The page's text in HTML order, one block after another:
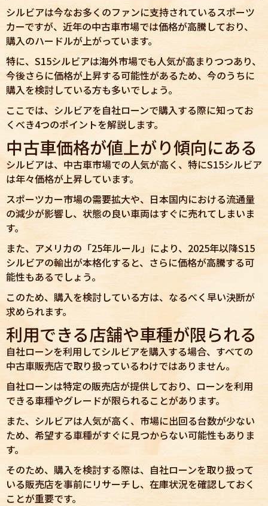
シルビアは今なお多くのファンに支持されているスポーツ
カーですが、近年の中古車市場では価格が高騰しており、
購入のハードルが上がっています。
特に、S15シルビアは海外市場でも人気が高まりつつあり、
今後さらに価格が上昇する可能性があるため、今のうちに
購入を検討している方も多いでしょう。
ここでは、シルビアを自社ローンで購入する際に知ってお
くべき4つのポイントを解説します。
中古車価格が値上がり傾向にある
シルビアは、中古車市場での人気が高く、特にS15シルビア
は年々価格が上昇しています。
スポーツカー市場の需要拡大や、日本国内における流通量
の減少が影響し、状態の良い車両はすぐに売れてしまいま
す。
また、アメリカの「25年ルール」により、2025年以降S15
シルビアの輸出が本格化すると、さらに価格が高騰する可
能性もあるでしょう。
このため、購入を検討している方は、なるべく早い決断が
求められます。
利用できる店舗や車種が限られる
自社ローンを利用してシルビアを購入する場合、すべての
中古車販売店で取り扱っているわけではありません。
自社ローンは特定の販売店が提供しており、ローンを利用
できる車種やグレードが限られることがあります。
また、シルビアは人気が高く、市場に出回る台数が少ない
ため、希望する車種がすぐに見つからない可能性もありま
す。
そのため、購入を検討する際は、自社ローンを取り扱って
いる販売店を事前にリサーチし、在庫状況を確認しておく
ことが重要です。